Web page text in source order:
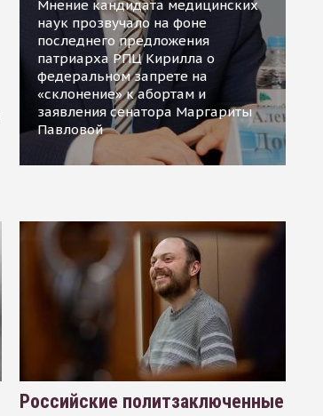
Мнение кандидата медицинских
наук прозвучало на фоне
последнего предложения
патриарха РПЦ Кирилла о
федеральном запрете на
«склонение» к абортам и
заявления сенатора Маргариты
Павловой
Российские политзаключенные